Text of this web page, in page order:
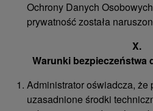
Ochrony Danych
prywatność została
X.
Warunki bezpieczeństwa
Administrator oświadcza, że
uzasadnione środki